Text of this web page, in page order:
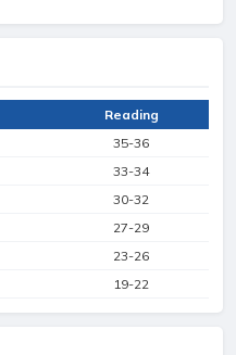
Reading
35-36
33-34
30-32
27-29
23-26
19-22